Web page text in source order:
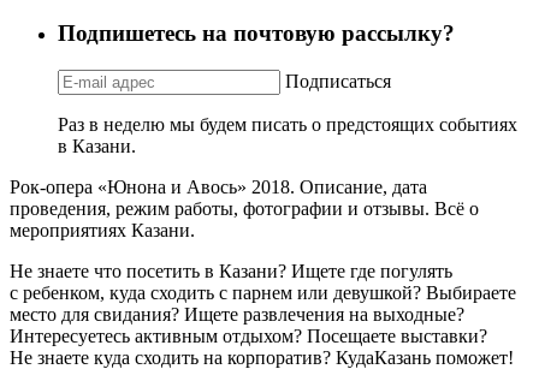
Подпишетесь на почтовую рассылку?
Подписаться
Раз в неделю мы будем писать о предстоящих событиях
в Казани.
Рок-опера «Юнона и Авось» 2018. Описание, дата
проведения, режим работы, фотографии и отзывы. Всё о
мероприятиях Казани.
Не знаете что посетить в Казани? Ищете где погулять
с ребенком, куда сходить с парнем или девушкой? Выбираете
место для свидания? Ищете развлечения на выходные?
Интересуетесь активным отдыхом? Посещаете выставки?
Не знаете куда сходить на корпоратив? КудаКазань поможет!